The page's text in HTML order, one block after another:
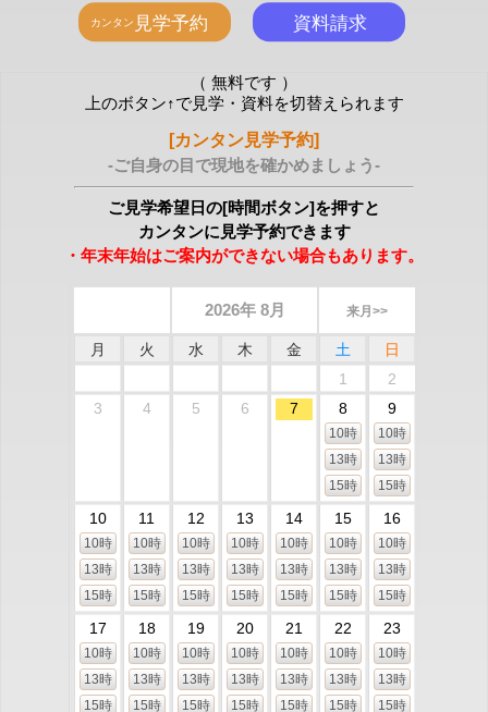
（ 無料です ）
上のボタン↑で見学・資料を切替えられます
[カンタン見学予約]
-ご自身の目で現地を確かめましょう-
ご見学希望日の[時間ボタン]を押すと
カンタンに見学予約できます
・年末年始はご案内ができない場合もあります。
2026年 8月 来月>>
月 火 水 木 金 土
日
1
2
3
4 5 6 7 8
10時
13時
15時
9
10時
13時
15時
10
10時
13時
15時
11
10時
13時
15時
12
10時
13時
15時
13
10時
13時
15時
14
10時
13時
15時
15
10時
13時
15時
16
10時
13時
15時
17
10時
13時
15時
18
10時
13時
15時
19
10時
13時
15時
20
10時
13時
15時
21
10時
13時
15時
22
10時
13時
15時
23
10時
13時
15時